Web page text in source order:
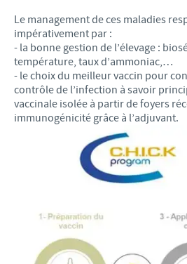
Le management de ces maladies
impérativement par :
- la bonne gestion de l’élevage :
température, taux d’ammoniac,…
- le choix du meilleur vaccin pour
contrôle de l’infection à savoir
vaccinale isolée à partir de foyers
immunogénicité grâce à l’adjuvant.